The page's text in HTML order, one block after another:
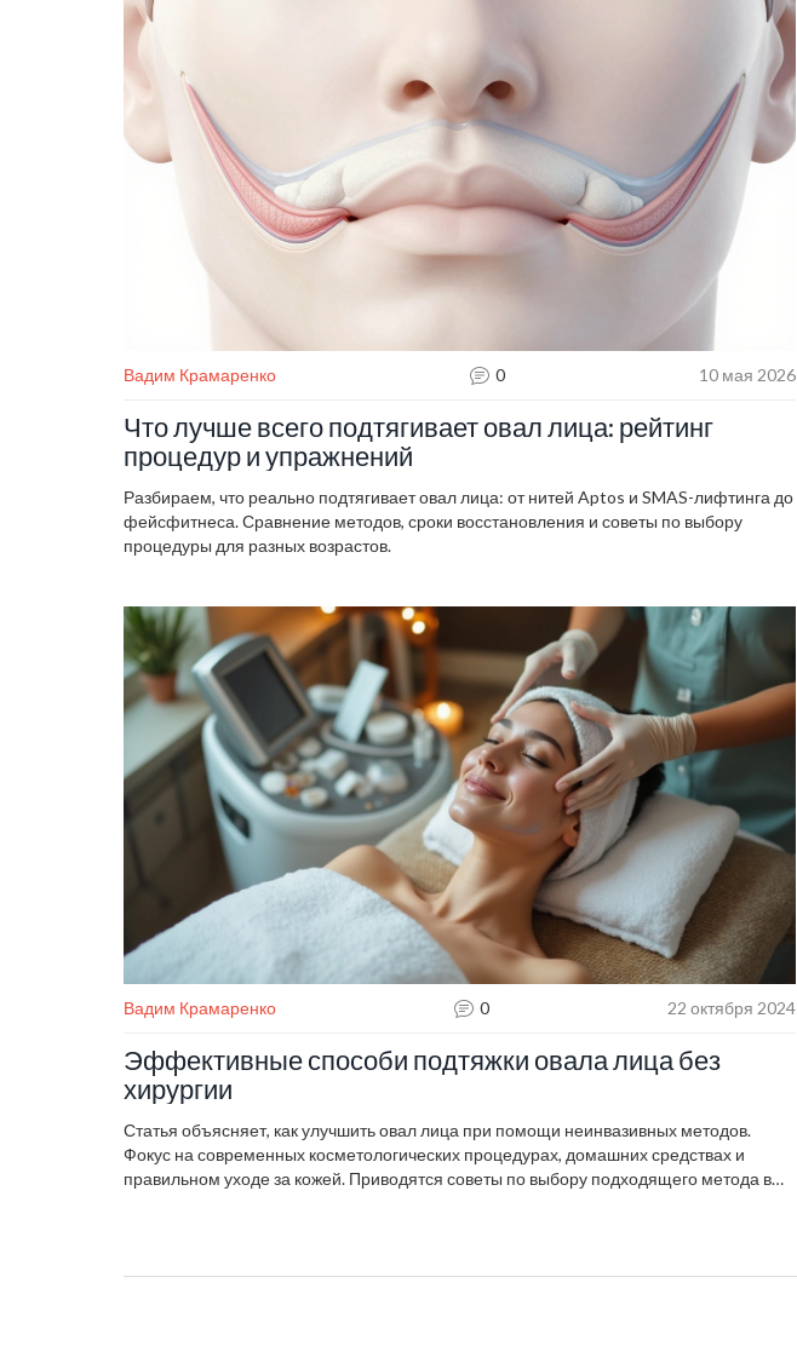
Вадим Крамаренко 0 10 мая 2026
Что лучше всего подтягивает овал лица: рейтинг
процедур и упражнений
Разбираем, что реально подтягивает овал лица: от нитей Aptos и SMAS-лифтинга до
фейсфитнеса. Сравнение методов, сроки восстановления и советы по выбору
процедуры для разных возрастов.
Вадим Крамаренко 0 22 октября 2024
Эффективные способи подтяжки овала лица без
хирургии
Статья объясняет, как улучшить овал лица при помощи неинвазивных методов.
Фокус на современных косметологических процедурах, домашних средствах и
правильном уходе за кожей. Приводятся советы по выбору подходящего метода в